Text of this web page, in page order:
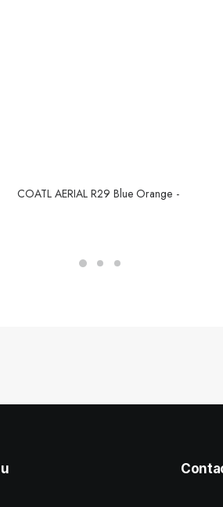
CONTINUER LA LECTURE
COATL AERIAL R29 Blue Orange